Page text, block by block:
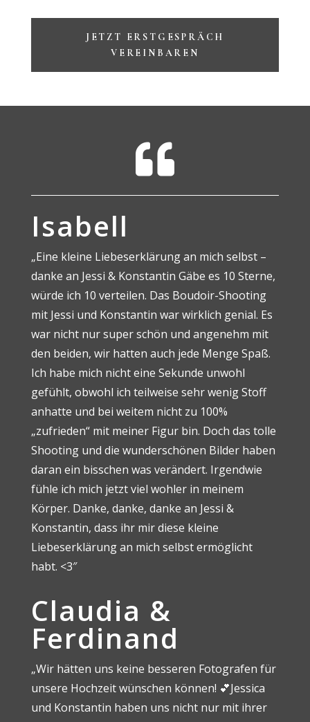
JETZT ERSTGESPRÄCH
VEREINBAREN

Isabell
„Eine kleine Liebeserklärung an mich selbst –
danke an Jessi & Konstantin Gäbe es 10 Sterne,
würde ich 10 verteilen. Das Boudoir-Shooting
mit Jessi und Konstantin war wirklich genial. Es
war nicht nur super schön und angenehm mit
den beiden, wir hatten auch jede Menge Spaß.
Ich habe mich nicht eine Sekunde unwohl
gefühlt, obwohl ich teilweise sehr wenig Stoff
anhatte und bei weitem nicht zu 100%
„zufrieden“ mit meiner Figur bin. Doch das tolle
Shooting und die wunderschönen Bilder haben
daran ein bisschen was verändert. Irgendwie
fühle ich mich jetzt viel wohler in meinem
Körper. Danke, danke, danke an Jessi &
Konstantin, dass ihr mir diese kleine
Liebeserklärung an mich selbst ermöglicht
habt. <3″
Claudia &
Ferdinand
„Wir hätten uns keine besseren Fotografen für
unsere Hochzeit wünschen können! 💕Jessica
und Konstantin haben uns nicht nur mit ihrer